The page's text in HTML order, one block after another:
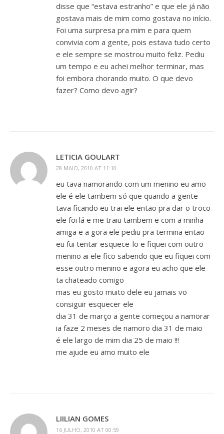
disse que “estava estranho” e que ele já não
gostava mais de mim como gostava no início.
Foi uma surpresa pra mim e para quem
convivia com a gente, pois estava tudo certo
e ele sempre se mostrou muito feliz. Pediu
um tempo e eu achei melhor terminar, mas
foi embora chorando muito. O que devo
fazer? Como devo agir?
LETICIA GOULART
28 MAIO, 2010 AT 11:10
eu tava namorando com um menino eu amo
ele é ele tambem só que quando a gente
tava ficando eu trai ele então pra dar o troco
ele foi lá e me traiu tambem e com a minha
amiga e a gora ele pediu pra termina então
eu fui tentar esquece-lo e fiquei com outro
menino ai ele fico sabendo que eu fiquei com
esse outro menino e agora eu acho que ele
ta chateado comigo
mas eu gosto muito dele eu jamais vo
consiguir esquecer ele
dia 31 de março a gente começou a namorar
ia faze 2 meses de namoro dia 31 de maio
é ele largo de mim dia 25 de maio !!!
me ajude eu amo muito ele
LIILIAN GOMES
16 JULHO, 2010 AT 00:59